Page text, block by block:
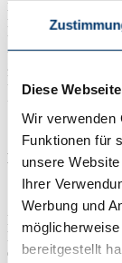
Diese
Wir verwenden
Funktionen für
unsere
Ihrer
Werbung und
bereitgestellt
komfortablen
Beispiel in
Zutrittskontrolle.
Entriegelung
Zugang,
Deutliche
Durch symmetrisch
Lucky einen
erleichtert damit